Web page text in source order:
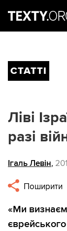
СТАТТІ
Ліві
разі
Ігаль Левін,
Поширити
«Ми